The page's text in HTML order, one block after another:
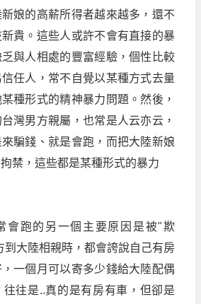
娘的高薪所得者越來越多，還不
貴。這些人或許不會有直接的暴
與人相處的豐富經驗，個性比較
任人，常不自覺以某種方式去量
種形式的精神暴力問題。然後，
灣男方親屬，也常是人云亦云，
騙錢、就是會跑，而把大陸新娘
禁，這些都是某種形式的暴力
會跑的另一個主要原因是被"欺
到大陸相親時，都會誇說自己有房
一個月可以寄多少錢給大陸配偶
往往是..真的是有房有車，但卻是